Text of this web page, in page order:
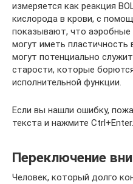
измеряется как реакция
кислорода в крови, с
показывают, что аэробные
могут иметь
могут потенциально
старости, которые
исполнительной функции.
Если вы нашли ошибку,
текста и нажмите Ctrl+Enter.
Переключение
Человек, который долго